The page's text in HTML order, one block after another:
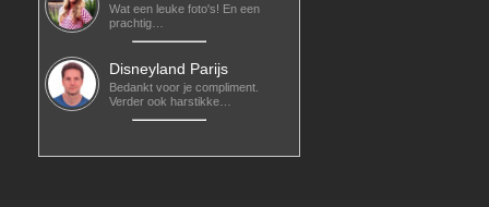
Wat een leuke foto's! En een
prachtig…
Disneyland Parijs
Bedankt voor je compliment.
Verder ook harstikke…